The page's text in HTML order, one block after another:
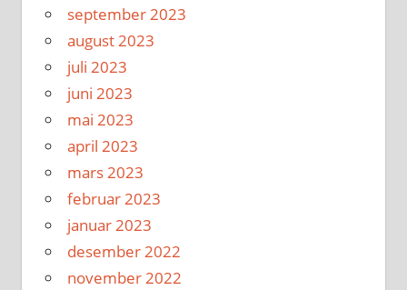
september 2023
august 2023
juli 2023
juni 2023
mai 2023
april 2023
mars 2023
februar 2023
januar 2023
desember 2022
november 2022